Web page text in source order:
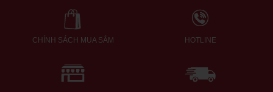
CHÍNH SÁCH MUA SẮM HOTLINE